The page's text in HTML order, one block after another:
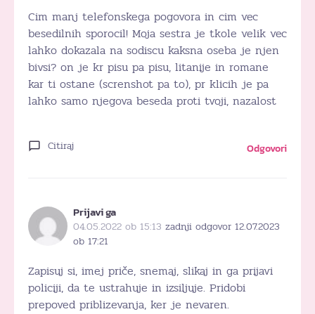
Cim manj telefonskega pogovora in cim vec
besedilnih sporocil! Moja sestra je tkole velik vec
lahko dokazala na sodiscu kaksna oseba je njen
bivsi? on je kr pisu pa pisu, litanije in romane
kar ti ostane (screnshot pa to), pr klicih je pa
lahko samo njegova beseda proti tvoji, nazalost
Citiraj Odgovori
Prijavi ga
04.05.2022 ob 15:13 zadnji odgovor 12.07.2023
ob 17:21
Zapisuj si, imej priče, snemaj, slikaj in ga prijavi
policiji, da te ustrahuje in izsiljuje. Pridobi
prepoved priblizevanja, ker je nevaren.